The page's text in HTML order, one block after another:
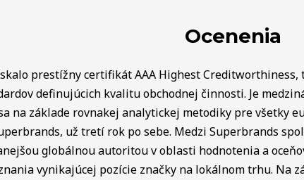
Ocenenia
prestížny certifikát AAA Highest
definujúcich kvalitu obchodnej činnosti. Je
na základe rovnakej analytickej metodiky pre všetky
už tretí rok po sebe. Medzi Superbrands
globálnou autoritou v oblasti hodnotenia a
vynikajúcej pozície značky na lokálnom trhu. Na